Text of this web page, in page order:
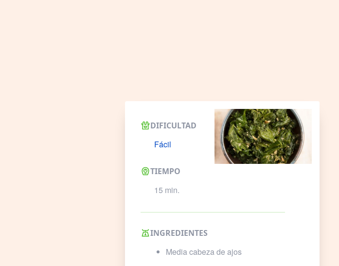
DIFICULTAD
Fácil
TIEMPO
15 min.
INGREDIENTES
Media cabeza de ajos